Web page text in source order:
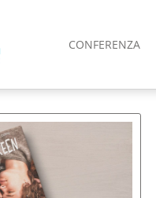
CONFERENZA